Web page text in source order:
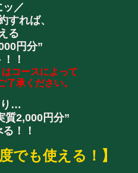
ッ／
すれば、
る
円分”
！
コースによって
了承ください。
…
質2,000円分”
！！
でも使える！】